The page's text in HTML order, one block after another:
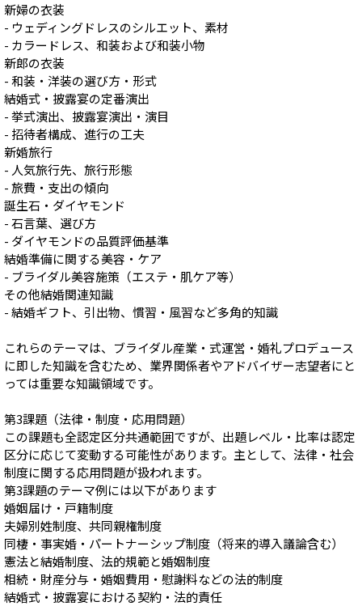
新婦の衣装
- ウェディングドレスのシルエット、素材
- カラードレス、和装および和装小物
新郎の衣装
- 和装・洋装の選び方・形式
結婚式・披露宴の定番演出
- 挙式演出、披露宴演出・演目
- 招待者構成、進行の工夫
新婚旅行
- 人気旅行先、旅行形態
- 旅費・支出の傾向
誕生石・ダイヤモンド
- 石言葉、選び方
- ダイヤモンドの品質評価基準
結婚準備に関する美容・ケア
- ブライダル美容施策（エステ・肌ケア等）
その他結婚関連知識
- 結婚ギフト、引出物、慣習・風習など多角的知識
これらのテーマは、ブライダル産業・式運営・婚礼プロデュース
に即した知識を含むため、業界関係者やアドバイザー志望者にと
っては重要な知識領域です。
第3課題（法律・制度・応用問題）
この課題も全認定区分共通範囲ですが、出題レベル・比率は認定
区分に応じて変動する可能性があります。主として、法律・社会
制度に関する応用問題が扱われます。
第3課題のテーマ例には以下があります
婚姻届け・戸籍制度
夫婦別姓制度、共同親権制度
同棲・事実婚・パートナーシップ制度（将来的導入議論含む）
憲法と結婚制度、法的規範と婚姻制度
相続・財産分与・婚姻費用・慰謝料などの法的制度
結婚式・披露宴における契約・法的責任